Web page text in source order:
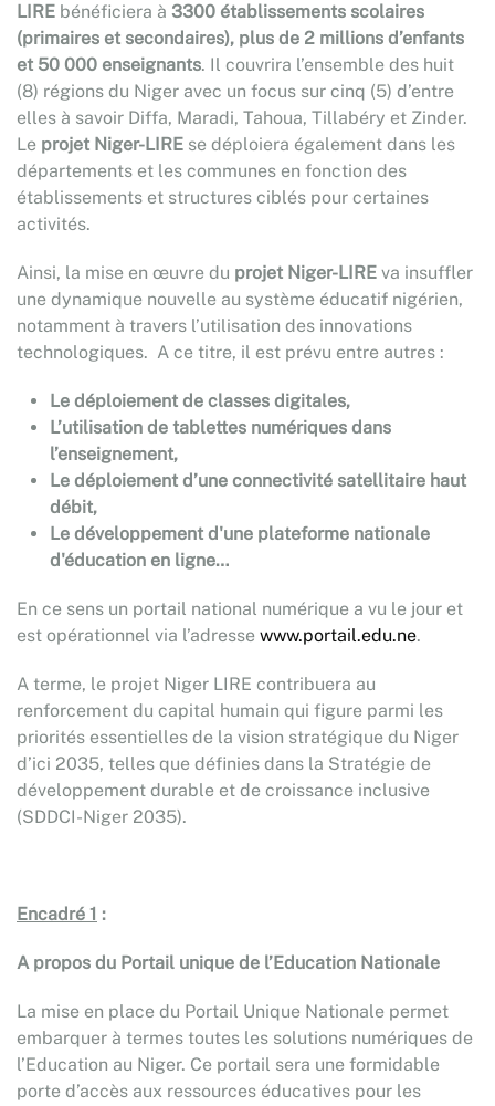
LIRE bénéficiera à 3300 établissements scolaires
(primaires et secondaires), plus de 2 millions d’enfants
et 50 000 enseignants. Il couvrira l’ensemble des huit
(8) régions du Niger avec un focus sur cinq (5) d’entre
elles à savoir Diffa, Maradi, Tahoua, Tillabéry et Zinder.
Le projet Niger-LIRE se déploiera également dans les
départements et les communes en fonction des
établissements et structures ciblés pour certaines
activités.
Ainsi, la mise en œuvre du projet Niger-LIRE va insuffler
une dynamique nouvelle au système éducatif nigérien,
notamment à travers l’utilisation des innovations
technologiques. A ce titre, il est prévu entre autres :
Le déploiement de classes digitales,
L’utilisation de tablettes numériques dans
l’enseignement,
Le déploiement d’une connectivité satellitaire haut
débit,
Le développement d'une plateforme nationale
d'éducation en ligne…
En ce sens un portail national numérique a vu le jour et
est opérationnel via l’adresse www.portail.edu.ne.
A terme, le projet Niger LIRE contribuera au
renforcement du capital humain qui figure parmi les
priorités essentielles de la vision stratégique du Niger
d’ici 2035, telles que définies dans la Stratégie de
développement durable et de croissance inclusive
(SDDCI-Niger 2035).
Encadré 1 :
A propos du Portail unique de l’Education Nationale
La mise en place du Portail Unique Nationale permet
embarquer à termes toutes les solutions numériques de
l’Education au Niger. Ce portail sera une formidable
porte d’accès aux ressources éducatives pour les